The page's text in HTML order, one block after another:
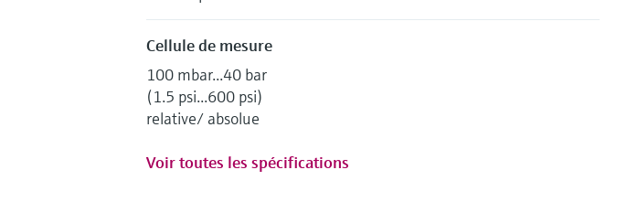
Cellule de mesure
100 mbar...40 bar
(1.5 psi...600 psi)
relative/ absolue
Voir toutes les spécifications